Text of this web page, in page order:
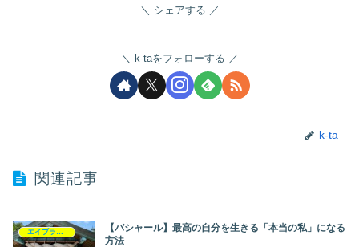
シェアする
k-taをフォローする
k-ta
関連記事
エイブラハム
【バシャール】最高の自分を生きる「本当の私」になる
方法